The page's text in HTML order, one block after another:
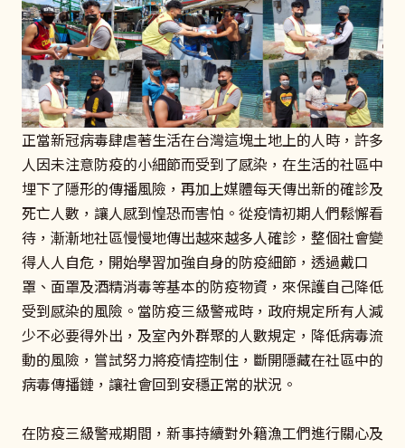
正當新冠病毒肆虐著生活在台灣這塊土地上的人時，許多
人因未注意防疫的小細節而受到了感染，在生活的社區中
埋下了隱形的傳播風險，再加上媒體每天傳出新的確診及
死亡人數，讓人感到惶恐而害怕。從疫情初期人們鬆懈看
待，漸漸地社區慢慢地傳出越來越多人確診，整個社會變
得人人自危，開始學習加強自身的防疫細節，透過戴口
罩、面罩及酒精消毒等基本的防疫物資，來保護自己降低
受到感染的風險。當防疫三級警戒時，政府規定所有人減
少不必要得外出，及室內外群聚的人數規定，降低病毒流
動的風險，嘗試努力將疫情控制住，斷開隱藏在社區中的
病毒傳播鏈，讓社會回到安穩正常的狀況。
在防疫三級警戒期間，新事持續對外籍漁工們進行關心及